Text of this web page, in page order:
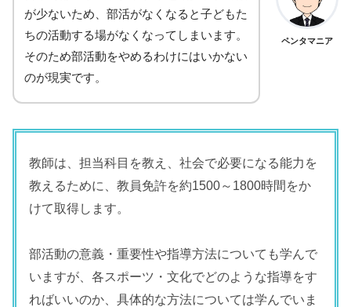
が少ないため、部活がなくなると子どもた
ちの活動する場がなくなってしまいます。
そのため部活動をやめるわけにはいかない
のが現実です。
ペンタマニア
教師は、担当科目を教え、社会で必要になる能力を
教えるために、教員免許を約1500～1800時間をか
けて取得します。
部活動の意義・重要性や指導方法についても学んで
いますが、各スポーツ・文化でどのような指導をす
ればいいのか、具体的な方法については学んでいま